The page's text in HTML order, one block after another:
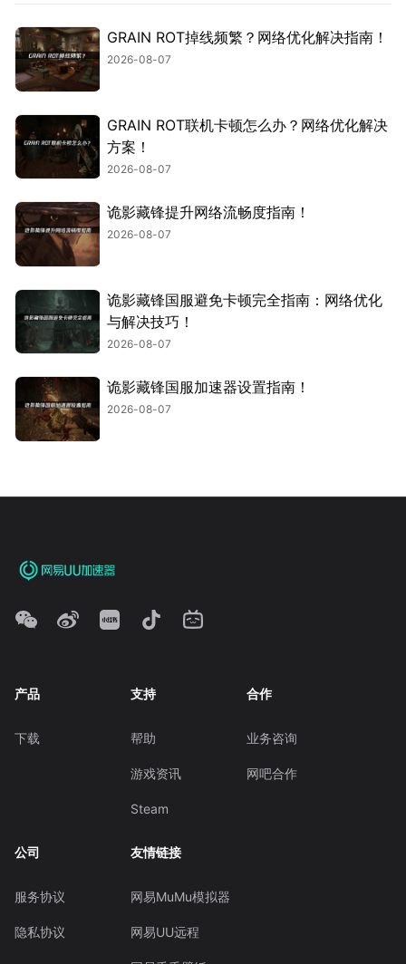
GRAIN ROT掉线频繁？网络优化解决指南！
2026-08-07
GRAIN ROT联机卡顿怎么办？网络优化解决
方案！
2026-08-07
诡影藏锋提升网络流畅度指南！
2026-08-07
诡影藏锋国服避免卡顿完全指南：网络优化
与解决技巧！
2026-08-07
诡影藏锋国服加速器设置指南！
2026-08-07
产品
下载
支持
帮助
游戏资讯
Steam
合作
业务咨询
网吧合作
公司
服务协议
隐私协议
友情链接
网易MuMu模拟器
网易UU远程